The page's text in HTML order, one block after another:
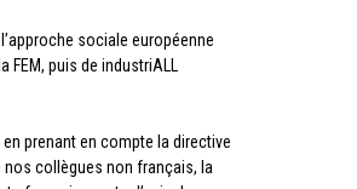
sociale européenne
FEM, puis de industriALL
prenant en compte la directive
nos collègues non français, la